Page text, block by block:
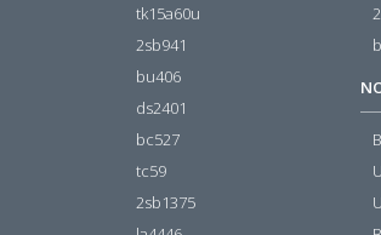
tk15a60u
2sb941
bu406
ds2401
bc527
tc59
2sb1375